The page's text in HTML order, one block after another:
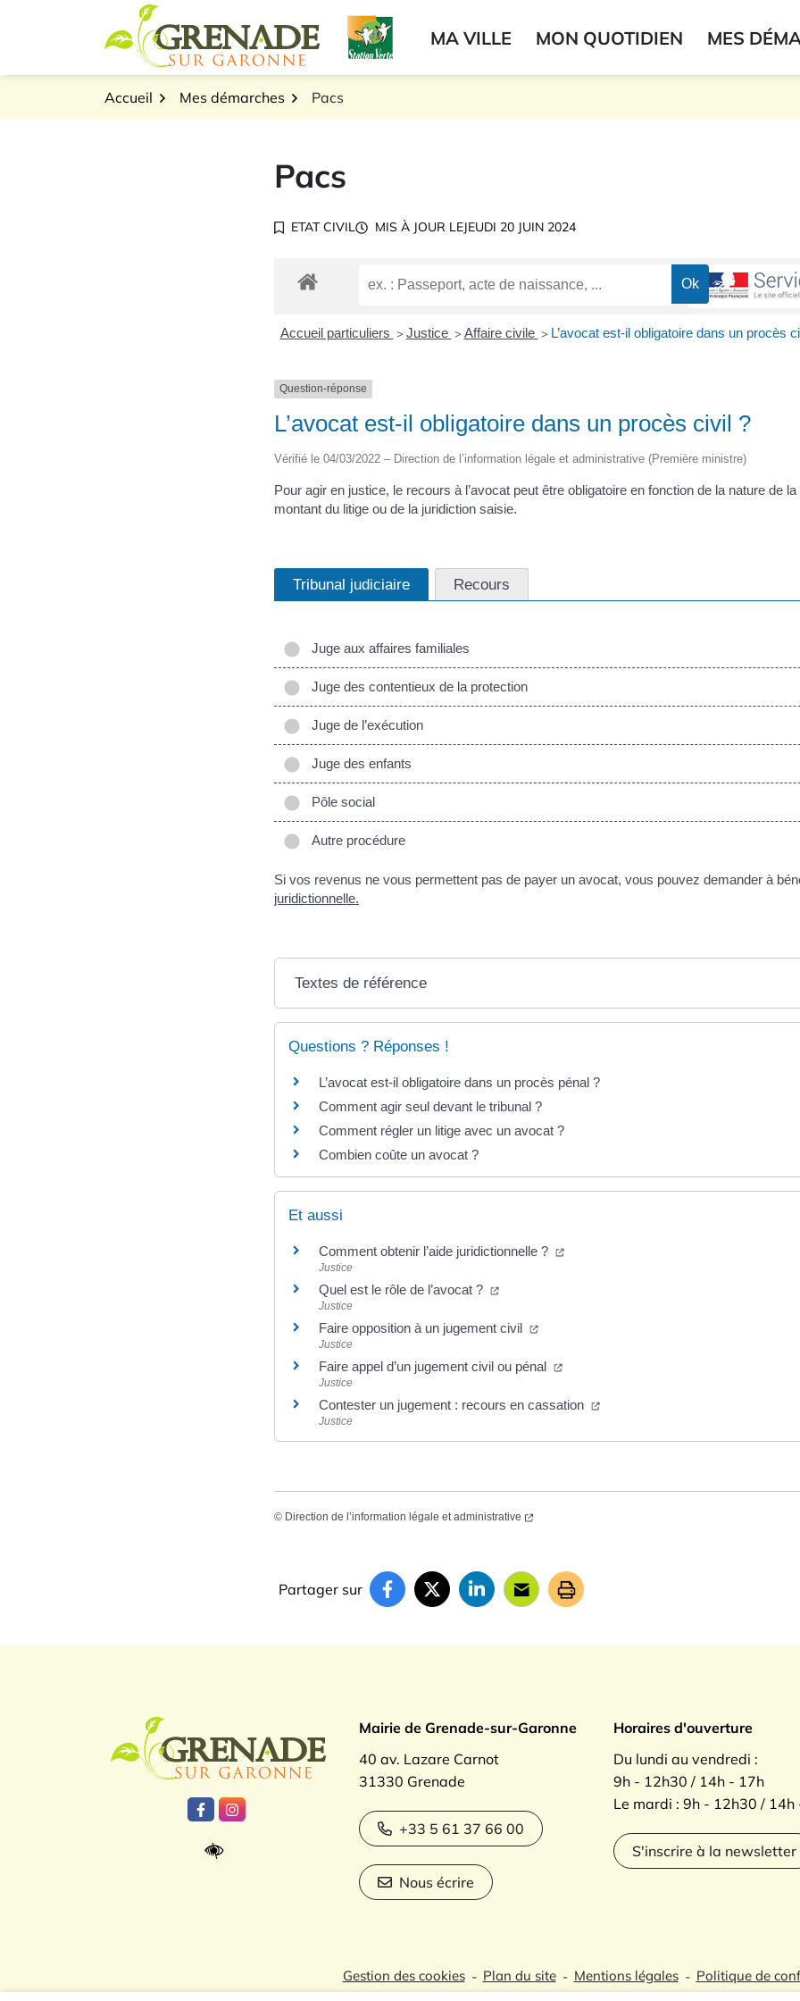
Logo Grenade sur GaronneMA VILLE MON QUOTIDIEN MES
Accueil Mes démarches Pacs
Pacs
ETAT CIVIL MIS À JOUR LEJEUDI 20 JUIN 2024
Accueil particuliers > Justice > Affaire civile > L’avocat est-il obligatoire dans un procès
Question-réponse
L’avocat est-il obligatoire dans un procès civil ?
Vérifié le 04/03/2022 – Direction de l’information légale et administrative (Première ministre)
Pour agir en justice, le recours à l’avocat peut être obligatoire en fonction de la nature de
montant du litige ou de la juridiction saisie.
Tribunal judiciaire Recours
Juge aux affaires familiales
Juge des contentieux de la protection
Juge de l’exécution
Juge des enfants
Pôle social
Autre procédure
Si vos revenus ne vous permettent pas de payer un avocat, vous pouvez demander à
juridictionnelle.
Textes de référence
Questions ? Réponses !
L’avocat est-il obligatoire dans un procès pénal ?
Comment agir seul devant le tribunal ?
Comment régler un litige avec un avocat ?
Combien coûte un avocat ?
Et aussi
Comment obtenir l’aide juridictionnelle ?
Justice
Quel est le rôle de l’avocat ?
Justice
Faire opposition à un jugement civil
Justice
Faire appel d’un jugement civil ou pénal
Justice
Contester un jugement : recours en cassation
Justice
© Direction de l’information légale et administrative
Partager sur
Logo Grenade sur Garonne
Lien vers le compte Facebook
Lien vers le compte Instagram
Mairie de Grenade-sur-Garonne
40 av. Lazare Carnot
31330 Grenade
+33 5 61 37 66 00
Nous écrire
Horaires d'ouverture
Du lundi au vendredi :
9h - 12h30 / 14h - 17h
Le mardi : 9h - 12h30 / 14h
S'inscrire à la newsletter
Gestion des cookies Plan du site Mentions légales Politique de